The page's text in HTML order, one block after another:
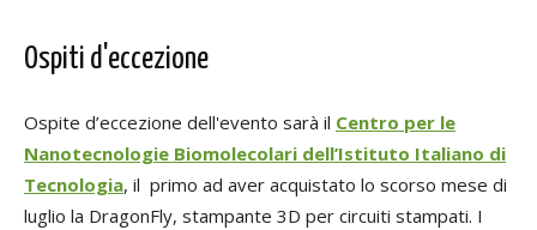
Ospiti d'eccezione
Ospite d’eccezione dell'evento sarà il Centro per le
Nanotecnologie Biomolecolari dell’Istituto Italiano di
Tecnologia, il primo ad aver acquistato lo scorso mese di
luglio la DragonFly, stampante 3D per circuiti stampati. I